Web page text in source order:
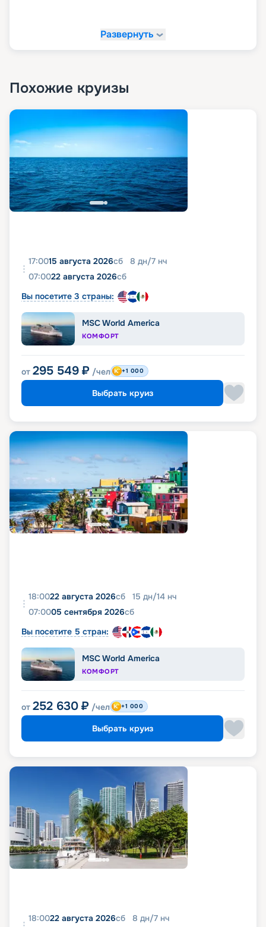
На сайте «Круиз.онлайн» рекомендуем купить
свой круиз мечты. У нас вы можете в
маршруты, схемы и планы палуб, описание,
расписание, характеристики и фото лайнера, а
также узнать цену круизов и прочитать отзывы
про них. Также на нашем сайте в пару кликов вы
можете оформить путевку в любое путешествие
в 2026 - 2027 гг. Рады напомнить, что благодаря
возможностям раннего бронирования вы
можете сделать ваше путешествие еще и
выгодным.
Развернуть
Похожие круизы
17:0015 августа 2026сб 8 дн/7 нч
07:0022 августа 2026сб
Вы посетите 3 страны:
MSC World America
КОМФОРТ
от 295 549 ₽ /чел +1 000
Выбрать круиз
18:0022 августа 2026сб 15 дн/14 нч
07:0005 сентября 2026сб
Вы посетите 5 стран:
MSC World America
КОМФОРТ
от 252 630 ₽ /чел +1 000
Выбрать круиз
18:0022 августа 2026сб 8 дн/7 нч